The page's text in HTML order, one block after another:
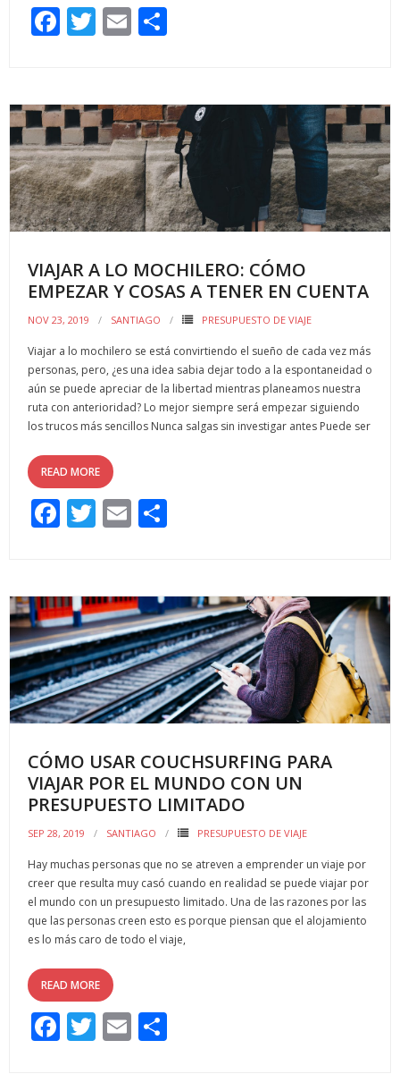
F
b
o
o
k
T
er
E
l p
ar
ti
r
VIAJAR A LO MOCHILERO: CÓMO
EMPEZAR Y COSAS A TENER EN CUENTA
NOV 23, 2019 SANTIAGO PRESUPUESTO DE VIAJE
Viajar a lo mochilero se está convirtiendo el sueño de cada vez más
personas, pero, ¿es una idea sabia dejar todo a la espontaneidad o
aún se puede apreciar de la libertad mientras planeamos nuestra
ruta con anterioridad? Lo mejor siempre será empezar siguiendo
los trucos más sencillos Nunca salgas sin investigar antes Puede ser
READ MORE
F
b
o
o
k
T
er
E
l p
ar
ti
r
CÓMO USAR COUCHSURFING PARA
VIAJAR POR EL MUNDO CON UN
PRESUPUESTO LIMITADO
SEP 28, 2019 SANTIAGO PRESUPUESTO DE VIAJE
Hay muchas personas que no se atreven a emprender un viaje por
creer que resulta muy casó cuando en realidad se puede viajar por
el mundo con un presupuesto limitado. Una de las razones por las
que las personas creen esto es porque piensan que el alojamiento
es lo más caro de todo el viaje,
READ MORE
F T E